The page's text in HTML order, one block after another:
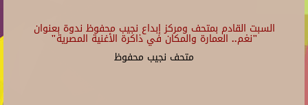
السبت القادم بمتحف ومركز إبداع نجيب محفوظ ندوة بعنوان
"نغم.. العمارة والمكان في ذاكرة الأغنية المصرية"
متحف نجيب محفوظ